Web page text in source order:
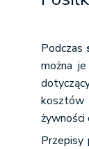
Podczas
można
kosztów
żywności
Przepisy